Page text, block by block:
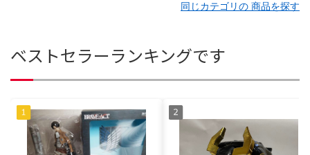
同じカテゴリの 商品を探す
ベストセラーランキングです